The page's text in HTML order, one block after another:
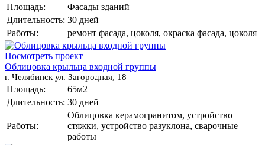
Площадь:
Фасады зданий
Длительность: 30 дней
Работы:
ремонт фасада, цоколя, окраска фасада, цоколя
Посмотреть проект
Облицовка крыльца входной группы
г. Челябинск ул. Загородная, 18
Площадь:
65м2
Длительность: 30 дней
Работы:
Облицовка керамогранитом, устройство
стяжки, устройство разуклона, сварочные
работы